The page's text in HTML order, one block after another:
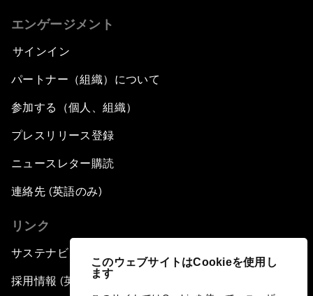
このウェブサイトはCookieを使用し
ます
エンゲージメント
サインイン
パートナー（組織）について
参加する（個人、組織）
プレスリリース登録
ニュースレター購読
連絡先 (英語のみ)
リンク
サステナビリティへの取り組み
採用情報 (英語のみ)